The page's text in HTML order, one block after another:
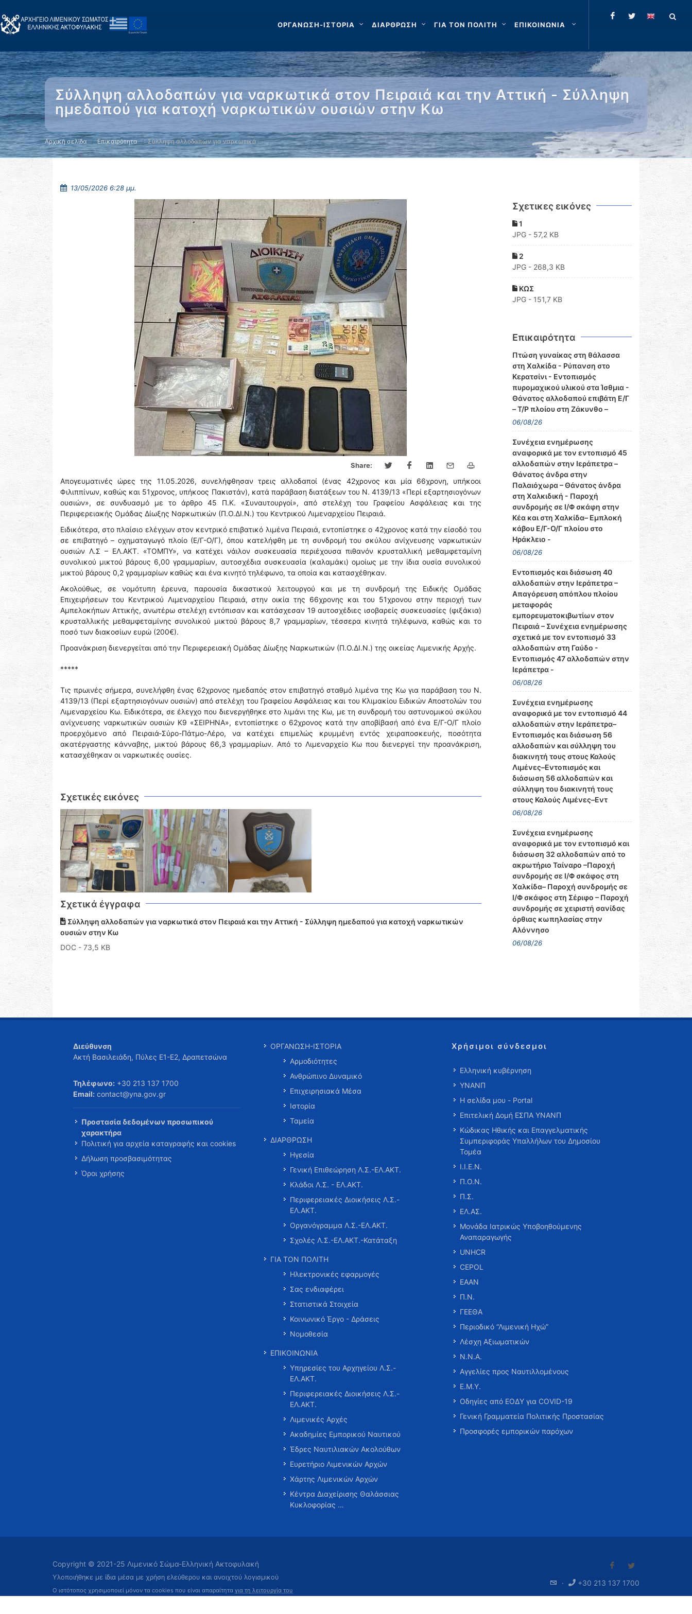
ΟΡΓΑΝΩΣΗ-ΙΣΤΟΡΙΑ ΔΙΑΡΘΡΩΣΗ ΓΙΑ ΤΟΝ ΠΟΛΙΤΗ ΕΠΙΚΟΙΝΩΝΙΑ
Σύλληψη αλλοδαπών για ναρκωτικά στον Πειραιά και την Αττική - Σύλληψη
ημεδαπού για κατοχή ναρκωτικών ουσιών στην Κω
Αρχική σελίδα Επικαιρότητα Σύλληψη αλλοδαπών για ναρκωτικά …
13/05/2026 6:28 μμ.
Share:
Απογευματινές ώρες της 11.05.2026, συνελήφθησαν τρεις αλλοδαποί (ένας 42χρονος και μία 66χρονη, υπήκοοι
Φιλιππίνων, καθώς και 51χρονος, υπήκοος Πακιστάν), κατά παράβαση διατάξεων του Ν. 4139/13 «Περί εξαρτησιογόνων
ουσιών», σε συνδυασμό με το άρθρο 45 Π.Κ. «Συναυτουργοί», από στελέχη του Γραφείου Ασφάλειας και της
Περιφερειακής Ομάδας Δίωξης Ναρκωτικών (Π.Ο.ΔΙ.Ν.) του Κεντρικού Λιμεναρχείου Πειραιά.
Ειδικότερα, στο πλαίσιο ελέγχων στον κεντρικό επιβατικό λιμένα Πειραιά, εντοπίστηκε ο 42χρονος κατά την είσοδό του
σε επιβατηγό – οχηματαγωγό πλοίο (Ε/Γ-Ο/Γ), όπου κατελήφθη με τη συνδρομή του σκύλου ανίχνευσης ναρκωτικών
ουσιών Λ.Σ – ΕΛ.ΑΚΤ. «ΤΟΜΠΥ», να κατέχει νάιλον συσκευασία περιέχουσα πιθανόν κρυσταλλική μεθαμφεταμίνη
συνολικού μικτού βάρους 6,00 γραμμαρίων, αυτοσχέδια συσκευασία (καλαμάκι) ομοίως με την ίδια ουσία συνολικού
μικτού βάρους 0,2 γραμμαρίων καθώς και ένα κινητό τηλέφωνο, τα οποία και κατασχέθηκαν.
Ακολούθως, σε νομότυπη έρευνα, παρουσία δικαστικού λειτουργού και με τη συνδρομή της Ειδικής Ομάδας
Επιχειρήσεων του Κεντρικού Λιμεναρχείου Πειραιά, στην οικία της 66χρονης και του 51χρονου στην περιοχή των
Αμπελοκήπων Αττικής, ανωτέρω στελέχη εντόπισαν και κατάσχεσαν 19 αυτοσχέδιες ισοβαρείς συσκευασίες (φιξάκια)
κρυσταλλικής μεθαμφεταμίνης συνολικού μικτού βάρους 8,7 γραμμαρίων, τέσσερα κινητά τηλέφωνα, καθώς και το
ποσό των διακοσίων ευρώ (200€).
Προανάκριση διενεργείται από την Περιφερειακή Ομάδας Δίωξης Ναρκωτικών (Π.Ο.ΔΙ.Ν.) της οικείας Λιμενικής Αρχής.
*****
Τις πρωινές σήμερα, συνελήφθη ένας 62χρονος ημεδαπός στον επιβατηγό σταθμό λιμένα της Κω για παράβαση του Ν.
4139/13 (Περί εξαρτησιογόνων ουσιών) από στελέχη του Γραφείου Ασφάλειας και του Κλιμακίου Ειδικών Αποστολών του
Λιμεναρχείου Κω. Ειδικότερα, σε έλεγχο που διενεργήθηκε στο λιμάνι της Κω, με τη συνδρομή του αστυνομικού σκύλου
ανίχνευσης ναρκωτικών ουσιών Κ9 «ΣΕΙΡΗΝΑ», εντοπίστηκε ο 62χρονος κατά την αποβίβασή από ένα Ε/Γ-Ο/Γ πλοίο
προερχόμενο από Πειραιά-Σύρο-Πάτμο-Λέρο, να κατέχει επιμελώς κρυμμένη εντός χειραποσκευής, ποσότητα
ακατέργαστης κάνναβης, μικτού βάρους 66,3 γραμμαρίων. Από το Λιμεναρχείο Kω που διενεργεί την προανάκριση,
κατασχέθηκαν οι ναρκωτικές ουσίες.
Σχετικές εικόνες
Σχετικά έγγραφα
Σύλληψη αλλοδαπών για ναρκωτικά στον Πειραιά και την Αττική - Σύλληψη ημεδαπού για κατοχή ναρκωτικών
ουσιών στην Κω
DOC - 73,5 KB
Σχετικες εικόνες
1
JPG - 57,2 KB
2
JPG - 268,3 KB
ΚΩΣ
JPG - 151,7 KB
Επικαιρότητα
Πτώση γυναίκας στη θάλασσα
στη Χαλκίδα - Ρύπανση στο
Κερατσίνι - Εντοπισμός
πυρομαχικού υλικού στα Ίσθμια -
Θάνατος αλλοδαπού επιβάτη Ε/Γ
– Τ/Ρ πλοίου στη Ζάκυνθο –
06/08/26
Συνέχεια ενημέρωσης
αναφορικά με τον εντοπισμό 45
αλλοδαπών στην Ιεράπετρα –
Θάνατος άνδρα στην
Παλαιόχωρα – Θάνατος άνδρα
στη Χαλκιδική - Παροχή
συνδρομής σε Ι/Φ σκάφη στην
Κέα και στη Χαλκίδα– Εμπλοκή
κάβου Ε/Γ-Ο/Γ πλοίου στο
Ηράκλειο -
06/08/26
Εντοπισμός και διάσωση 40
αλλοδαπών στην Ιεράπετρα –
Απαγόρευση απόπλου πλοίου
μεταφοράς
εμπορευματοκιβωτίων στον
Πειραιά – Συνέχεια ενημέρωσης
σχετικά με τον εντοπισμό 33
αλλοδαπών στη Γαύδο -
Εντοπισμός 47 αλλοδαπών στην
Ιεράπετρα -
06/08/26
Συνέχεια ενημέρωσης
αναφορικά με τον εντοπισμό 44
αλλοδαπών στην Ιεράπετρα–
Εντοπισμός και διάσωση 56
αλλοδαπών και σύλληψη του
διακινητή τους στους Καλούς
Λιμένες–Εντοπισμός και
διάσωση 56 αλλοδαπών και
σύλληψη του διακινητή τους
στους Καλούς Λιμένες–Εντ
06/08/26
Συνέχεια ενημέρωσης
αναφορικά με τον εντοπισμό και
διάσωση 32 αλλοδαπών από το
ακρωτήριο Ταίναρο –Παροχή
συνδρομής σε Ι/Φ σκάφος στη
Χαλκίδα– Παροχή συνδρομής σε
Ι/Φ σκάφος στη Σέριφο – Παροχή
συνδρομής σε χειριστή σανίδας
όρθιας κωπηλασίας στην
Αλόννησο
06/08/26
Διεύθυνση
Ακτή Βασιλειάδη, Πύλες Ε1-Ε2, Δραπετσώνα
Τηλέφωνο: +30 213 137 1700
Email: contact@yna.gov.gr
Προστασία δεδομένων προσωπικού
χαρακτήρα
Πολιτική για αρχεία καταγραφής και cookies
Δήλωση προσβασιμότητας
Όροι χρήσης
ΟΡΓΑΝΩΣΗ-ΙΣΤΟΡΙΑ
Αρμοδιότητες
Ανθρώπινο Δυναμικό
Επιχειρησιακά Μέσα
Ιστορία
Ταμεία
ΔΙΑΡΘΡΩΣΗ
Ηγεσία
Γενική Επιθεώρηση Λ.Σ.-ΕΛ.ΑΚΤ.
Κλάδοι Λ.Σ. - ΕΛ.ΑΚΤ.
Περιφερειακές Διοικήσεις Λ.Σ.-
ΕΛ.ΑΚΤ.
Οργανόγραμμα Λ.Σ.-ΕΛ.ΑΚΤ.
Σχολές Λ.Σ.-ΕΛ.ΑΚΤ.-Κατάταξη
ΓΙΑ ΤΟΝ ΠΟΛΙΤΗ
Ηλεκτρονικές εφαρμογές
Σας ενδιαφέρει
Στατιστικά Στοιχεία
Κοινωνικό Έργο - Δράσεις
Νομοθεσία
ΕΠΙΚΟΙΝΩΝΙΑ
Υπηρεσίες του Αρχηγείου Λ.Σ.-
ΕΛ.ΑΚΤ.
Περιφερειακές Διοικήσεις Λ.Σ.-
ΕΛ.ΑΚΤ.
Λιμενικές Αρχές
Ακαδημίες Εμπορικού Ναυτικού
Έδρες Ναυτιλιακών Ακολούθων
Ευρετήριο Λιμενικών Αρχών
Χάρτης Λιμενικών Αρχών
Κέντρα Διαχείρισης Θαλάσσιας
Κυκλοφορίας …
Χρήσιμοι σύνδεσμοι
Ελληνική κυβέρνηση
ΥΝΑΝΠ
Η σελίδα μου - Portal
Επιτελική Δομή ΕΣΠΑ ΥΝΑΝΠ
Κώδικας Ηθικής και Επαγγελματικής
Συμπεριφοράς Υπαλλήλων του Δημοσίου
Τομέα
Ι.Ι.Ε.Ν.
Π.Ο.Ν.
Π.Σ.
ΕΛ.ΑΣ.
Μονάδα Ιατρικώς Υποβοηθούμενης
Αναπαραγωγής
UNHCR
CEPOL
ΕΑΑΝ
Π.Ν.
ΓΕΕΘΑ
Περιοδικό “Λιμενική Ηχώ”
Λέσχη Αξιωματικών
Ν.Ν.Α.
Αγγελίες προς Ναυτιλλομένους
Ε.Μ.Υ.
Οδηγίες από ΕΟΔΥ για COVID-19
Γενική Γραμματεία Πολιτικής Προστασίας
Προσφορές εμπορικών παρόχων
Copyright © 2021-25 Λιμενικό Σώμα-Ελληνική Ακτοφυλακή
Υλοποιήθηκε με ίδια μέσα με χρήση ελεύθερου και ανοιχτού λογισμικού
Ο ιστότοπος χρησιμοποιεί μόνον τα cookies που είναι απαραίτητα για τη λειτουργία του
· +30 213 137 1700